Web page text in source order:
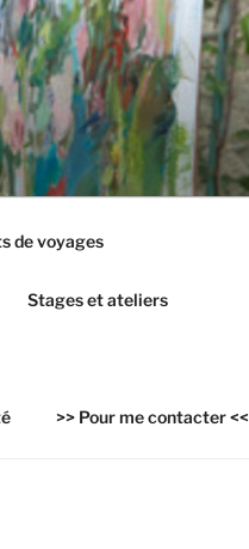
de voyages
Stages et ateliers
>> Pour me contacter <<